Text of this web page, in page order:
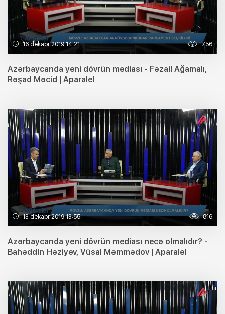
16 dekabr 2019 14:21 756
Azərbaycanda yeni dövrün mediası - Fəzail Ağamalı,
Rəşad Məcid | Aparalel
13 dekabr 2019 13:55 816
Azərbaycanda yeni dövrün mediası necə olmalıdır? -
Bahəddin Həziyev, Vüsal Məmmədov | Aparalel